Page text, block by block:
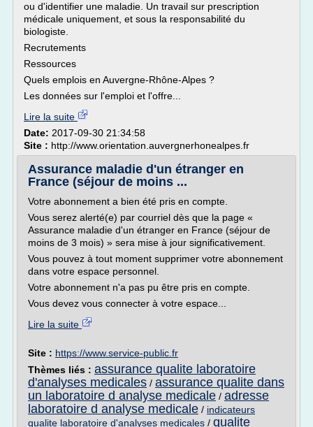
ou d'identifier une maladie. Un travail sur prescription
médicale uniquement, et sous la responsabilité du
biologiste.
Recrutements
Ressources
Quels emplois en Auvergne-Rhône-Alpes ?
Les données sur l'emploi et l'offre...
Lire la suite
Date: 2017-09-30 21:34:58
Site : http://www.orientation.auvergnerhonealpes.fr
Assurance maladie d'un étranger en
France (séjour de moins ...
Votre abonnement a bien été pris en compte.
Vous serez alerté(e) par courriel dès que la page «
Assurance maladie d'un étranger en France (séjour de
moins de 3 mois) » sera mise à jour significativement.
Vous pouvez à tout moment supprimer votre abonnement
dans votre espace personnel.
Votre abonnement n'a pas pu être pris en compte.
Vous devez vous connecter à votre espace...
Lire la suite
Site : https://www.service-public.fr
Thèmes liés : assurance qualite laboratoire
d'analyses medicales / assurance qualite dans
un laboratoire d analyse medicale / adresse
laboratoire d analyse medicale / indicateurs
qualite laboratoire d'analyses medicales / qualite